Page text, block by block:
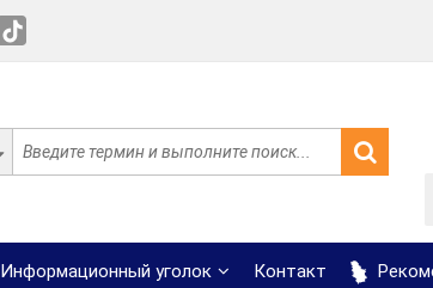
Информационный уголок Контакт